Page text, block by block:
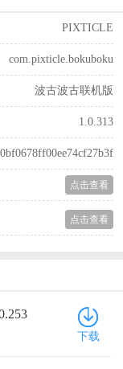
PIXTICLE
com.pixticle.bokuboku
波古波古联机版
1.0.313
点击查看
点击查看
下载